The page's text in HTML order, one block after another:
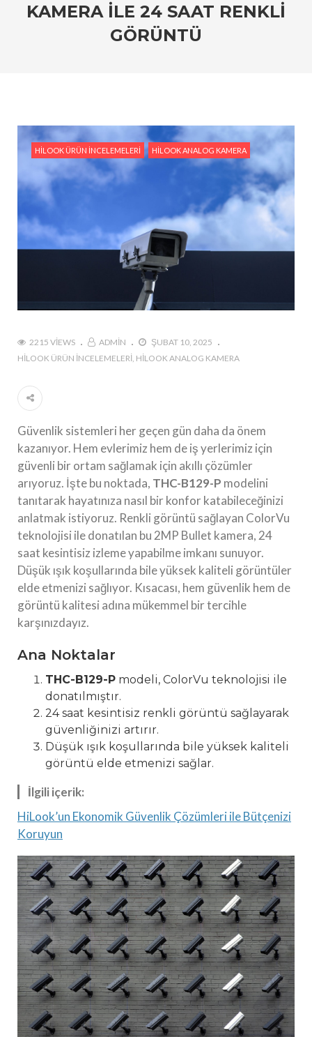
#HiLook IP Kamera Sistemleri: Ev ve İşyerleri İçin
#Ev Güvenliği İçin Ekonomik HiLook Çözümleri
#HiLook Gece Görüş Kameraları: Karanlıkta Bile
Netlik Sağlayan Çözümler
KAMERA ILE 24 SAAT RENKLI
GÖRÜNTÜ
HILOOK ÜRÜN İNCELEMELERI HILOOK ANALOG KAMERA
2215 VIEWS ADMIN
ŞUBAT 10, 2025
HILOOK ÜRÜN İNCELEMELERI HILOOK ANALOG KAMERA
Güvenlik sistemleri her geçen gün daha da önem
kazanıyor. Hem evlerimiz hem de iş yerlerimiz için
güvenli bir ortam sağlamak için akıllı çözümler
arıyoruz. İşte bu noktada, THC-B129-P modelini
tanıtarak hayatınıza nasıl bir konfor katabileceğinizi
anlatmak istiyoruz. Renkli görüntü sağlayan ColorVu
teknolojisi ile donatılan bu 2MP Bullet kamera, 24
saat kesintisiz izleme yapabilme imkanı sunuyor.
Düşük ışık koşullarında bile yüksek kaliteli görüntüler
elde etmenizi sağlıyor. Kısacası, hem güvenlik hem de
görüntü kalitesi adına mükemmel bir tercihle
karşınızdayız.
Ana Noktalar
THC-B129-P modeli, ColorVu teknolojisi ile
donatılmıştır.
24 saat kesintisiz renkli görüntü sağlayarak
güvenliğinizi artırır.
Düşük ışık koşullarında bile yüksek kaliteli
görüntü elde etmenizi sağlar.
İlgili içerik:
HiLook’un Ekonomik Güvenlik Çözümleri ile Bütçenizi
Koruyun